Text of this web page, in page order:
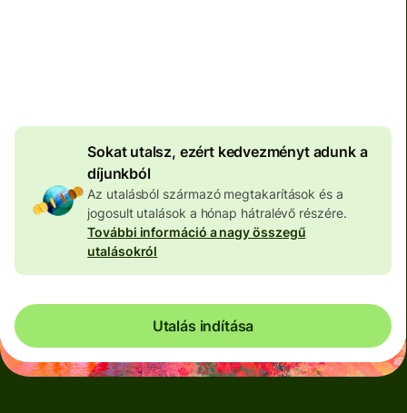
Sokat utalsz, ezért kedvezményt adunk a
díjunkból
Az utalásból származó megtakarítások és a
jogosult utalások a hónap hátralévő részére.
További információ a nagy összegű
utalásokról
Utalás indítása